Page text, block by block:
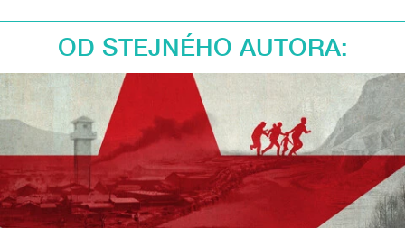
OD STEJNÉHO AUTORA: